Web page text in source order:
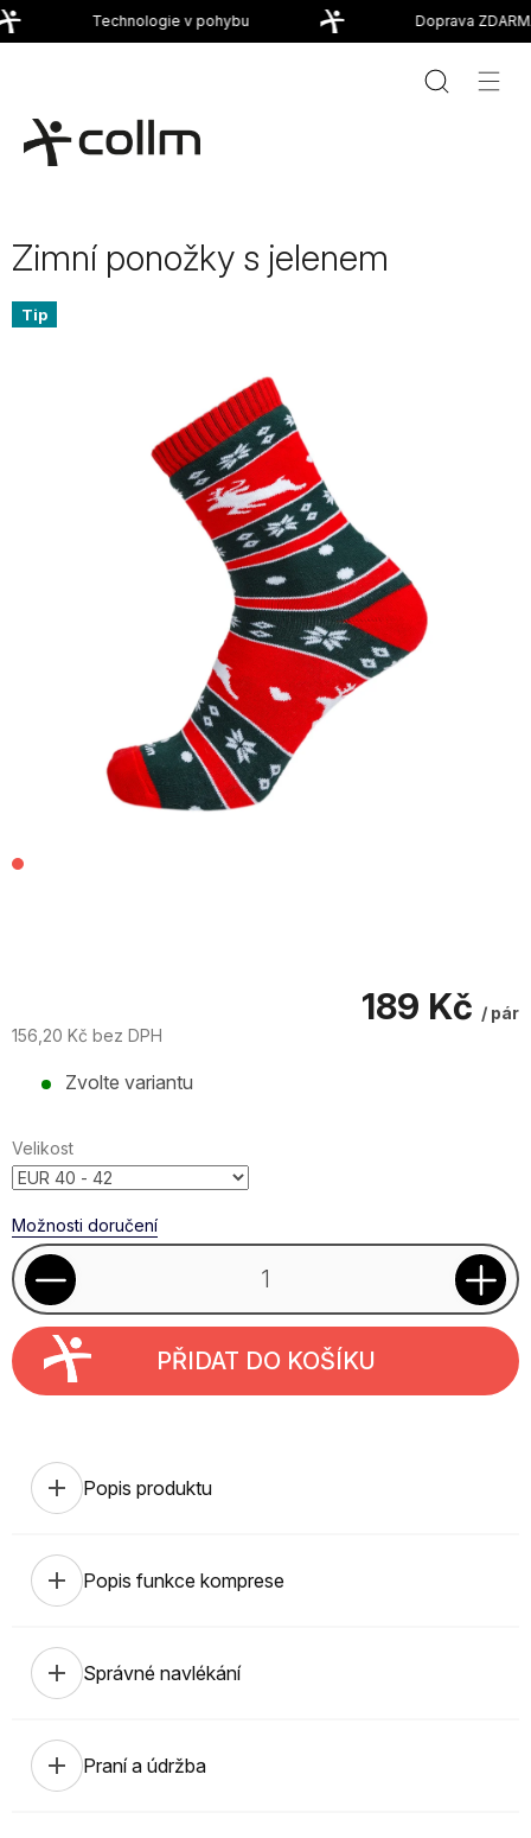
Přejít
na
Technologie v pohybu Doprava
Zimní ponožky s jelenem
Tip
189 Kč / pár
156,20 Kč bez DPH
cena:
Zvolte variantu
Velikost
Možnosti doručení
PŘIDAT DO KOŠÍKU
add Popis produktu
add Popis funkce komprese
add Správné navlékání
add Praní a údržba